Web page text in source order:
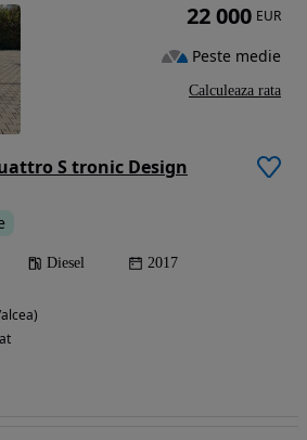
S tronic Design
Diesel 2017
22 000 EUR
Peste medie
Calculeaza rata